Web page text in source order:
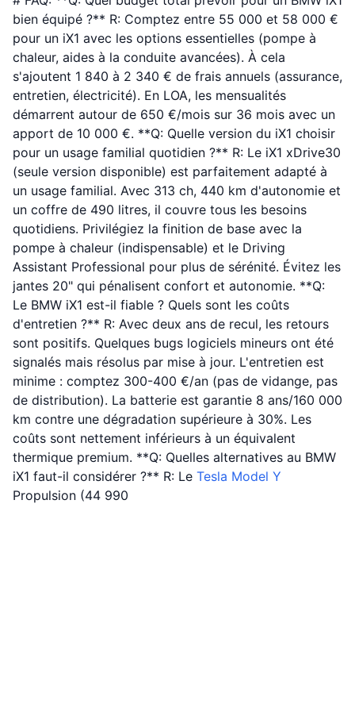
bien équipé ?** R: Comptez entre 55 000 et 58 000 €
pour un iX1 avec les options essentielles (pompe à
chaleur, aides à la conduite avancées). À cela
s'ajoutent 1 840 à 2 340 € de frais annuels (assurance,
entretien, électricité). En LOA, les mensualités
démarrent autour de 650 €/mois sur 36 mois avec un
apport de 10 000 €. **Q: Quelle version du iX1 choisir
pour un usage familial quotidien ?** R: Le iX1 xDrive30
(seule version disponible) est parfaitement adapté à
un usage familial. Avec 313 ch, 440 km d'autonomie et
un coffre de 490 litres, il couvre tous les besoins
quotidiens. Privilégiez la finition de base avec la
pompe à chaleur (indispensable) et le Driving
Assistant Professional pour plus de sérénité. Évitez les
jantes 20" qui pénalisent confort et autonomie. **Q:
Le BMW iX1 est-il fiable ? Quels sont les coûts
d'entretien ?** R: Avec deux ans de recul, les retours
sont positifs. Quelques bugs logiciels mineurs ont été
signalés mais résolus par mise à jour. L'entretien est
minime : comptez 300-400 €/an (pas de vidange, pas
de distribution). La batterie est garantie 8 ans/160 000
km contre une dégradation supérieure à 30%. Les
coûts sont nettement inférieurs à un équivalent
thermique premium. **Q: Quelles alternatives au BMW
iX1 faut-il considérer ?** R: Le Tesla Model Y
Propulsion (44 990